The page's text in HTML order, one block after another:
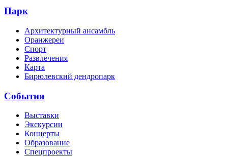
Парк
Архитектурный ансамбль
Оранжереи
Спорт
Развлечения
Карта
Бирюлевский дендропарк
События
Выставки
Экскурсии
Концерты
Образование
Спецпроекты